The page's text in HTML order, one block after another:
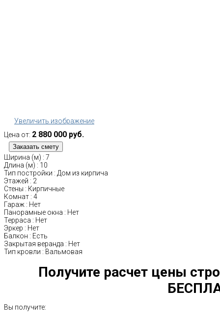
Увеличить изображение
Цена от: 2 880 000 руб.
Ширина (м) : 7
Длина (м) : 10
Тип постройки : Дом из кирпича
Этажей : 2
Стены : Кирпичные
Комнат : 4
Гараж : Нет
Панорамные окна : Нет
Терраса : Нет
Эркер : Нет
Балкон : Есть
Закрытая веранда : Нет
Тип кровли : Вальмовая
Получите расчет цены
Вы получите: